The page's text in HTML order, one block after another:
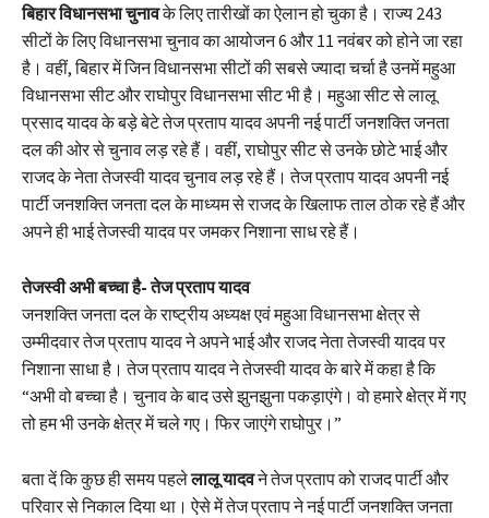
बिहार विधानसभा चुनावके लिए तारीखों का ऐलान हो चुका है। राज्य 243
सीटों के लिए विधानसभा चुनाव का आयोजन 6 और 11 नवंबर को होने जा रहा
है। वहीं, बिहार में जिन विधानसभा सीटों की सबसे ज्यादा चर्चा है उनमें महुआ
विधानसभा सीट और राघोपुर विधानसभा सीट भी है। महुआ सीट से लालू
प्रसाद यादव के बड़े बेटे तेज प्रताप यादव अपनी नई पार्टी जनशक्ति जनता
दल की ओर से चुनाव लड़ रहे हैं। वहीं, राघोपुर सीट से उनके छोटे भाई और
राजद के नेता तेजस्वी यादव चुनाव लड़ रहे हैं। तेज प्रताप यादव अपनी नई
पार्टी जनशक्ति जनता दल के माध्यम से राजद के खिलाफ ताल ठोक रहे हैं और
अपने ही भाई तेजस्वी यादव पर जमकर निशाना साध रहे हैं।
तेजस्वी अभी बच्चा है- तेज प्रताप यादव
जनशक्ति जनता दल के राष्ट्रीय अध्यक्ष एवं महुआ विधानसभा क्षेत्र से
उम्मीदवार तेज प्रताप यादव ने अपने भाई और राजद नेता तेजस्वी यादव पर
निशाना साधा है। तेज प्रताप यादव ने तेजस्वी यादव के बारे में कहा है कि
“अभी वो बच्चा है। चुनाव के बाद उसे झुनझुना पकड़ाएंगे। वो हमारे क्षेत्र में गए
तो हम भी उनके क्षेत्र में चले गए। फिर जाएंगे राघोपुर।”
बता दें कि कुछ ही समय पहलेलालू यादवने तेज प्रताप को राजद पार्टी और
परिवार से निकाल दिया था। ऐसे में तेज प्रताप ने नई पार्टी जनशक्ति जनता